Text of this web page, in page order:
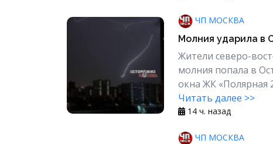
ЧП МОСКВА
Молния ударила в
Жители северо-
молния попала в
окна ЖК «Полярная
Читать далее >>
14 ч. назад
ЧП МОСКВА